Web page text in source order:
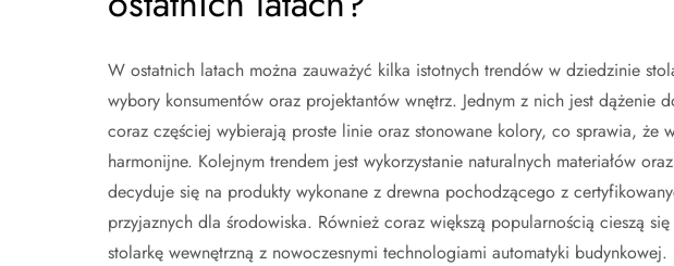
W ostatnich latach można zauważyć kilka istotnych trendów w dziedzinie
wybory konsumentów oraz projektantów wnętrz. Jednym z nich jest dążenie
coraz częściej wybierają proste linie oraz stonowane kolory, co sprawia, że
harmonijne. Kolejnym trendem jest wykorzystanie naturalnych materiałów
decyduje się na produkty wykonane z drewna pochodzącego z
przyjaznych dla środowiska. Również coraz większą popularnością cieszą
stolarkę wewnętrzną z nowoczesnymi technologiami automatyki